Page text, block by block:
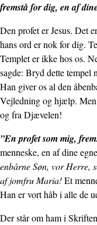
fremstå for dig, en af
Den profet er Jesus. Det
hans ord er nok for dig.
Templet er ikke hos os.
sagde: Bryd dette tempel
Han giver os al den
Vejledning og hjælp. Men
og fra Djævelen!
”En profet som mig,
menneske, en af dine
enbårne Søn, vor Herre,
af jomfru Maria!Et
Han er vort håb i alle de
Der står om ham i